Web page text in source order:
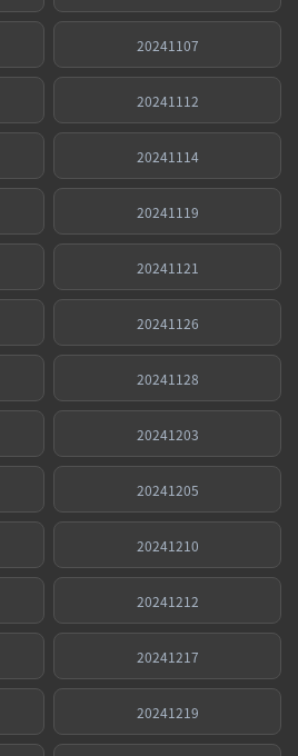
20241107
20241112
20241114
20241119
20241121
20241126
20241128
20241203
20241205
20241210
20241212
20241217
20241219